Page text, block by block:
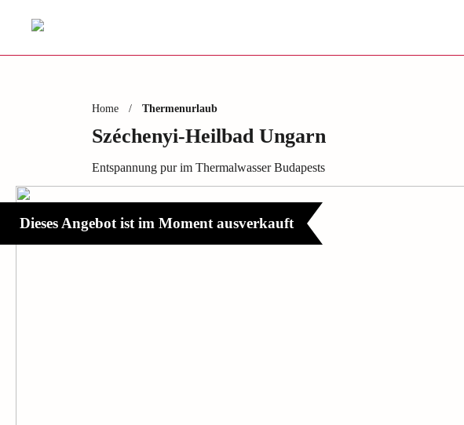
Home / Thermenurlaub
Széchenyi-Heilbad Ungarn
Entspannung pur im Thermalwasser Budapests
Dieses Angebot ist im Moment ausverkauft